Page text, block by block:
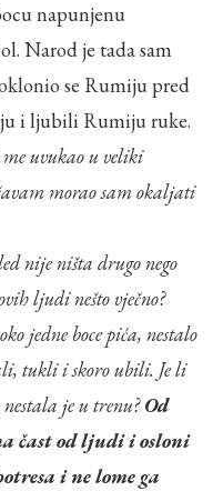
napunjenu
Narod je tada sam
se Rumiju pred
i ljubili Rumiju ruke.
me uvukao u veliki
morao sam okaljati
nije ništa drugo nego
ljudi nešto vječno?
jedne boce pića, nestalo
tukli i skoro ubili. Je li
nestala je u trenu?Od
čast od ljudi i osloni
i ne lome ga